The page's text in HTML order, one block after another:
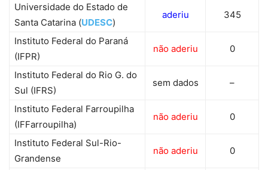
Universidade do Estado de
Santa Catarina (UDESC)
aderiu 345
Instituto Federal do Paraná
(IFPR)
não aderiu 0
Instituto Federal do Rio G. do
Sul (IFRS)
sem dados –
Instituto Federal Farroupilha
(IFFarroupilha)
não aderiu 0
Instituto Federal Sul-Rio-
Grandense
não aderiu 0